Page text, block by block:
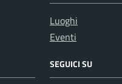
Luoghi
Eventi
SEGUICI SU